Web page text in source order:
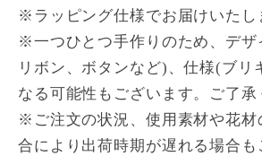
※ラッピング仕様でお届けいたし
※一つひとつ手作りのため、デザ
リボン、ボタンなど)、仕様(ブリ
なる可能性もございます。ご了承
※ご注文の状況、使用素材や花材
合により出荷時期が遅れる場合も